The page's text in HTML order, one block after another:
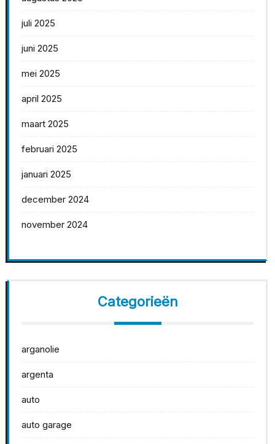
juli 2025
juni 2025
mei 2025
april 2025
maart 2025
februari 2025
januari 2025
december 2024
november 2024
Categorieën
arganolie
argenta
auto
auto garage